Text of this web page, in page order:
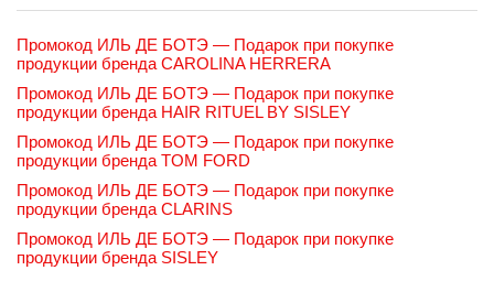
Промокод ИЛЬ ДЕ БОТЭ — Подарок при покупке
продукции бренда CAROLINA HERRERA
Промокод ИЛЬ ДЕ БОТЭ — Подарок при покупке
продукции бренда HAIR RITUEL BY SISLEY
Промокод ИЛЬ ДЕ БОТЭ — Подарок при покупке
продукции бренда TOM FORD
Промокод ИЛЬ ДЕ БОТЭ — Подарок при покупке
продукции бренда CLARINS
Промокод ИЛЬ ДЕ БОТЭ — Подарок при покупке
продукции бренда SISLEY